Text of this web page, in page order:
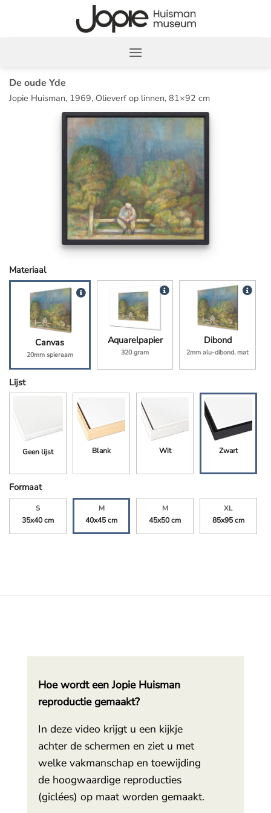
inhoud
De oude Yde
Jopie Huisman, 1969, Olieverf op linnen, 81×92 cm
Materiaal
Canvas
20mm spieraam
Aquarelpapier
320 gram
Dibond
2mm alu-dibond, mat
Lijst
Geen lijst Blank Wit Zwart
Formaat
S
35x40 cm
M
40x45 cm
M
45x50 cm
XL
85x95 cm
Hoe wordt een Jopie Huisman
reproductie gemaakt?
In deze video krijgt u een kijkje
achter de schermen en ziet u met
welke vakmanschap en toewijding
de hoogwaardige reproducties
(giclées) op maat worden gemaakt.